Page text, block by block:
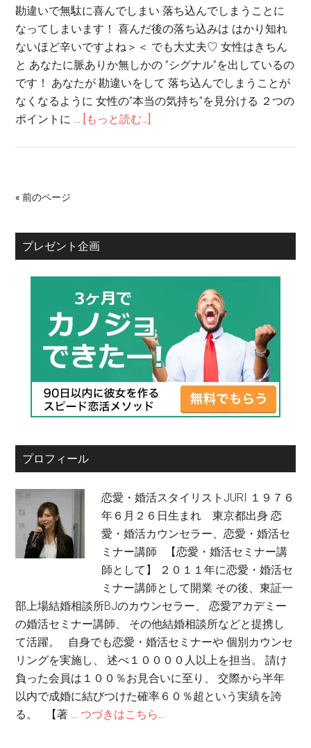
勘違いで無駄に喜んでしまい 落ち込んでしまうことに
なってしまいます！ 喜んだ後の落ち込みは はかり知れ
ないほど辛いですよね＞＜ でも大丈夫♡ 女性はきちん
と あなたに脈ありか無しかの ”シグナル”を出しているの
です！ あなたが 勘違いをして 落ち込んでしまうことが
なくなるように 女性の”本当の気持ち”を見分ける ２つの
ポイントに … [もっと読む...]
« 前のページ
プレゼント企画
プロフィール
恋愛・婚活スタイリストJURI １９７６
年６月２６日生まれ 東京都出身 恋
愛・婚活カウンセラー、恋愛・婚活セ
ミナー講師 【恋愛・婚活セミナー講
師として】 ２０１１年に恋愛・婚活セ
ミナー講師として開業 その後、東証一
部上場結婚相談所BJのカウンセラー、 恋愛アカデミー
の婚活セミナー講師、 その他結婚相談所などと提携し
て活躍。 自身でも恋愛・婚活セミナーや 個別カウンセ
リングを実施し、 述べ１００００人以上を担当。 請け
負った会員は１００％お見合いに至り、 交際から半年
以内で成婚に結びつけた確率６０％超という実績を誇
る。 【著 …つづきはこちら...